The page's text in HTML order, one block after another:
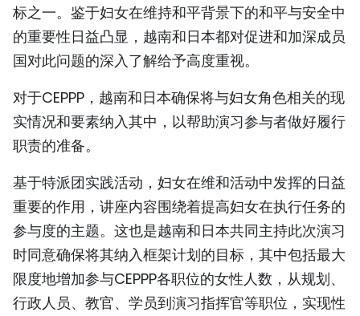
标之一。鉴于妇女在维持和平背景下的和平与安全中
的重要性日益凸显，越南和日本都对促进和加深成员
国对此问题的深入了解给予高度重视。
对于CEPPP，越南和日本确保将与妇女角色相关的现
实情况和要素纳入其中，以帮助演习参与者做好履行
职责的准备。
基于特派团实践活动，妇女在维和活动中发挥的日益
重要的作用，讲座内容围绕着提高妇女在执行任务的
参与度的主题。这也是越南和日本共同主持此次演习
时同意确保将其纳入框架计划的目标，其中包括最大
限度地增加参与CEPPP各职位的女性人数，从规划、
行政人员、教官、学员到演习指挥官等职位，实现性